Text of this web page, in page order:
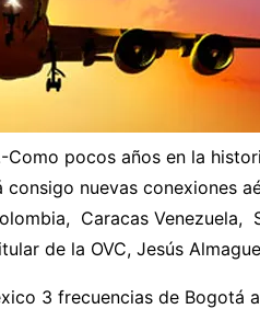
Como pocos años en la
nuevas conexiones
Caracas Venezuela,
de la OVC, Jesús
3 frecuencias de Bogotá